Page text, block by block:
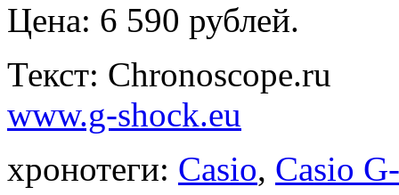
Цена: 6 590 рублей.
Текст: Chronoscope.ru
www.g-shock.eu
хронотеги: Casio, Casio